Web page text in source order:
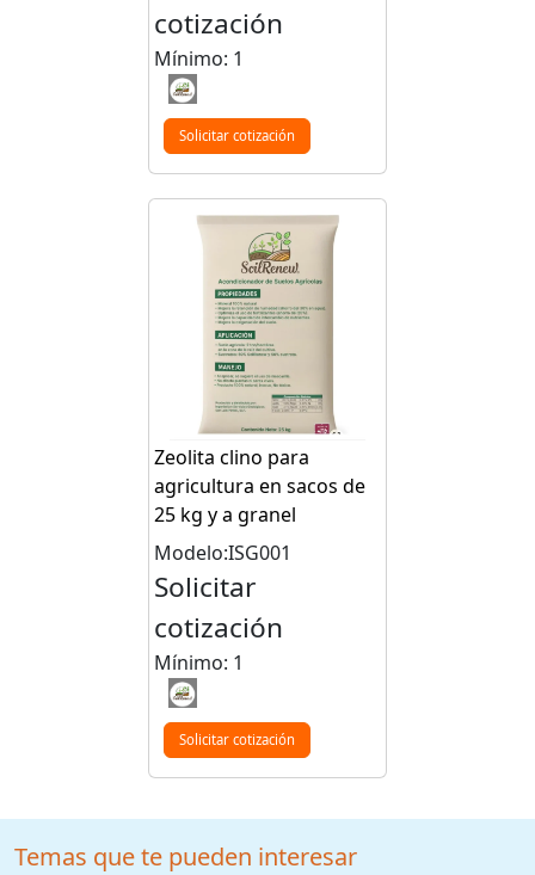
cotización
Mínimo: 1
Solicitar cotización
Zeolita clino para
agricultura en sacos de
25 kg y a granel
Modelo:ISG001
Solicitar
cotización
Mínimo: 1
Solicitar cotización
Temas que te pueden interesar